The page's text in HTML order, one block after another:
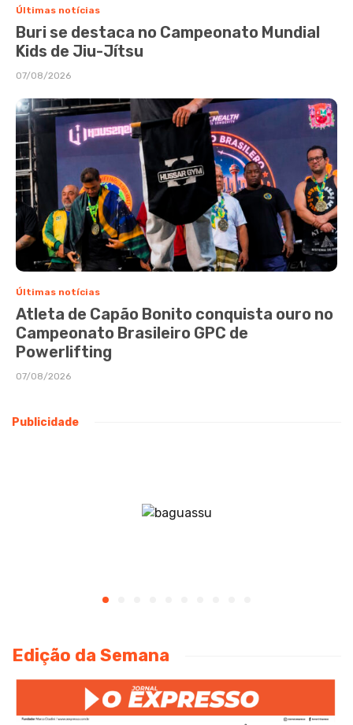
Últimas notícias
Buri se destaca no Campeonato Mundial
Kids de Jiu-Jítsu
07/08/2026
Últimas notícias
Atleta de Capão Bonito conquista ouro no
Campeonato Brasileiro GPC de
Powerlifting
07/08/2026
Publicidade
Edição da Semana